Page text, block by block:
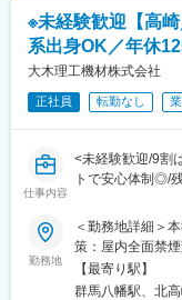
◎イベントの企画
展示会や体験イ
してもらう
健康に関する相
など、人と直接
「人前で話すの
ます。
■働く環境：
営業未経験の方
識はゼロからレ
ポートいただけ
■当社の製品（一
※未経験歓迎【高
系出身OK／年休
大木理工機材株式会社
正社員 転勤なし
仕事内容
<未経験歓迎/9割
トで安心体制◎/
■業務内容：
当社取引企業に
業務です。
【変更の範囲：無
勤務地
＜勤務地詳細＞
策：屋内全面禁
【最寄り駅】
群馬八幡駅、北